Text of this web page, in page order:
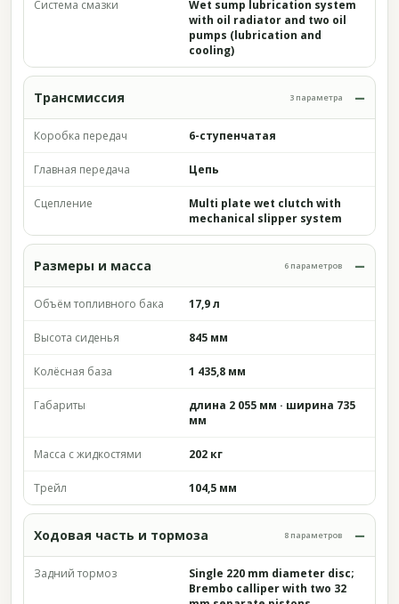
Система смазки
Wet sump lubrication system
with oil radiator and two oil
pumps (lubrication and
cooling)
Трансмиссия 3 параметра
Коробка передач 6-ступенчатая
Главная передача Цепь
Сцепление
Multi plate wet clutch with
mechanical slipper system
Размеры и масса 6 параметров
Объём топливного бака 17,9 л
Высота сиденья 845 мм
Колёсная база 1 435,8 мм
Габариты
длина 2 055 мм · ширина 735
мм
Масса с жидкостями 202 кг
Трейл 104,5 мм
Ходовая часть и тормоза 8 параметров
Задний тормоз
Single 220 mm diameter disc;
Brembo calliper with two 32